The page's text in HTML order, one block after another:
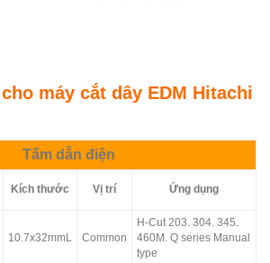
máy cắt dây EDM Hitachi
Tấm dẫn điện
Kích thước Vị trí Ứng dụng
10.7x32mmL Common
H-Cut 203. 304. 345.
460M. Q series Manual
type